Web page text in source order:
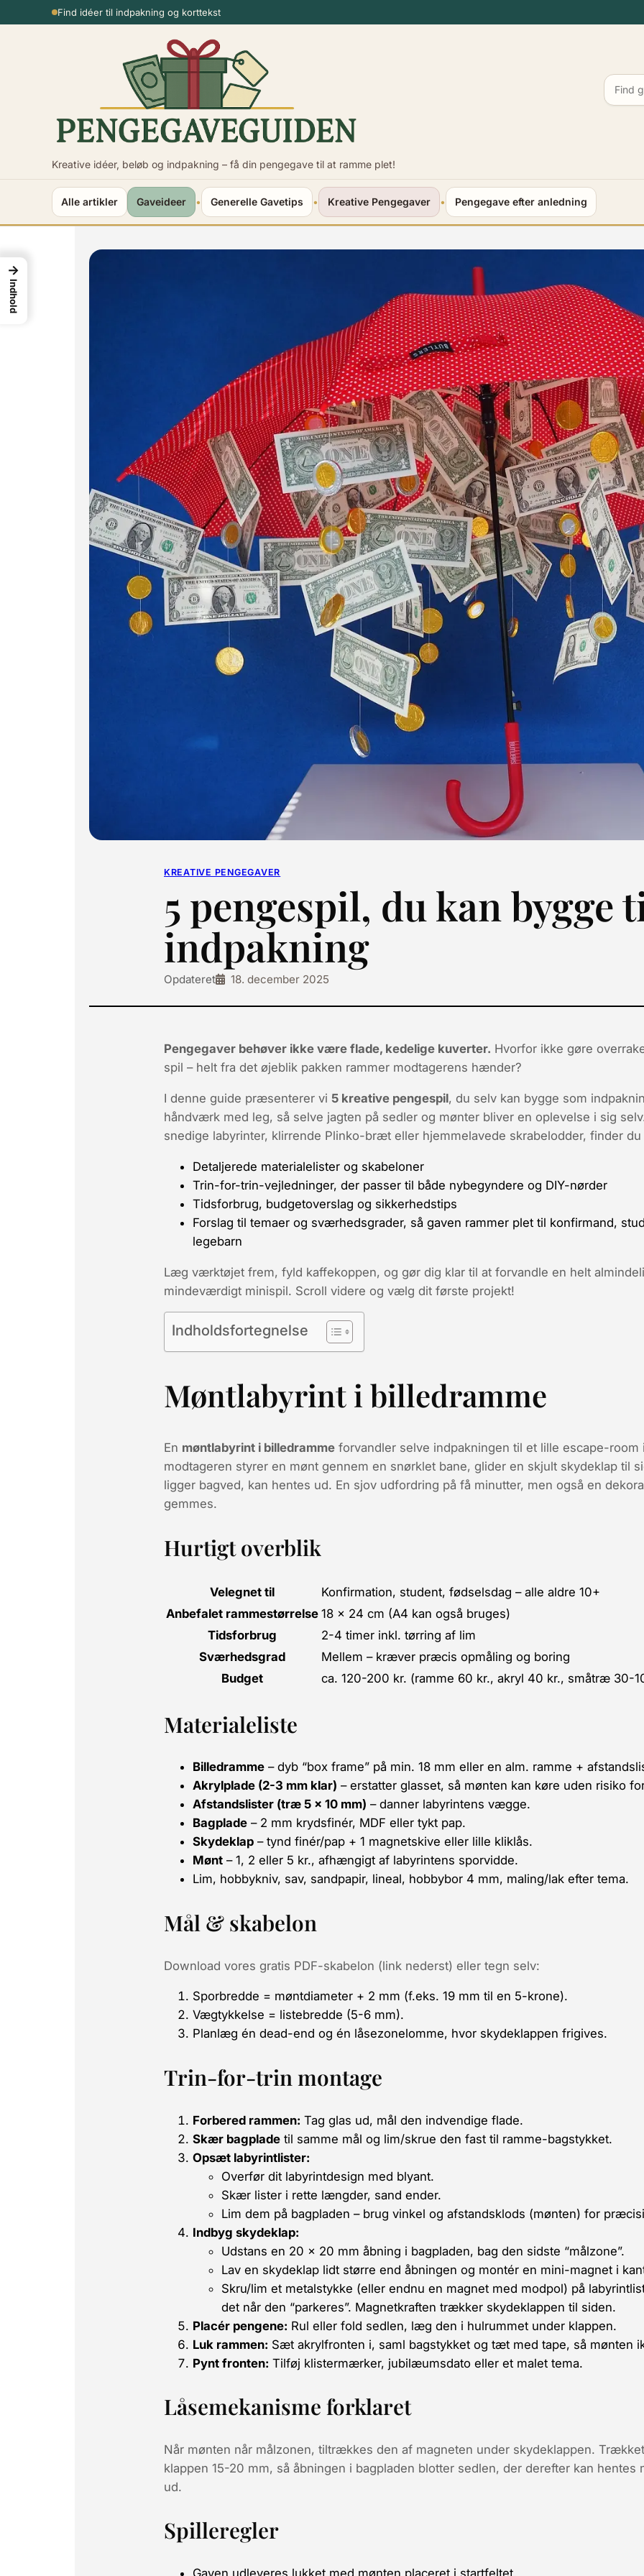
til
Usikker på beløbet?
Kreative idéer, beløb og indpakning – få din pengegave til at ramme plet!
Alle artikler Gaveideer • Generelle Gavetips • Kreative Pengegaver • Pengegave efter anledning
KREATIVE PENGEGAVER
5 pengespil, du kan bygge
indpakning
Opdateret 18. december 2025
Pengegaver behøver ikke være flade, kedelige kuverter. Hvorfor ikke gøre
spil – helt fra det øjeblik pakken rammer modtagerens hænder?
I denne guide præsenterer vi 5 kreative pengespil, du selv kan bygge som
håndværk med leg, så selve jagten på sedler og mønter bliver en oplevelse i sig
snedige labyrinter, klirrende Plinko-bræt eller hjemmelavede skrabelodder, finder du
Detaljerede materialelister og skabeloner
Trin-for-trin-vejledninger, der passer til både nybegyndere og DIY-nørder
Tidsforbrug, budgetoverslag og sikkerhedstips
Forslag til temaer og sværhedsgrader, så gaven rammer plet til konfirmand,
legebarn
Læg værktøjet frem, fyld kaffekoppen, og gør dig klar til at forvandle en helt
mindeværdigt minispil. Scroll videre og vælg dit første projekt!
Indholdsfortegnelse
Møntlabyrint i billedramme
En møntlabyrint i billedramme forvandler selve indpakningen til et lille escape-room
modtageren styrer en mønt gennem en snørklet bane, glider en skjult skydeklap til
ligger bagved, kan hentes ud. En sjov udfordring på få minutter, men også en
gemmes.
Hurtigt overblik
Velegnet til
Konfirmation, student, fødselsdag – alle aldre 10+
Anbefalet rammestørrelse 18 × 24 cm (A4 kan også bruges)
Tidsforbrug
2-4 timer inkl. tørring af lim
Sværhedsgrad
Mellem – kræver præcis opmåling og boring
Budget
ca. 120-200 kr. (ramme 60 kr., akryl 40 kr., småtræ 30-
Materialeliste
Billedramme – dyb “box frame” på min. 18 mm eller en alm. ramme +
Akrylplade (2-3 mm klar) – erstatter glasset, så mønten kan køre uden risiko
Afstandslister (træ 5 × 10 mm) – danner labyrintens vægge.
Bagplade – 2 mm krydsfinér, MDF eller tykt pap.
Skydeklap – tynd finér/pap + 1 magnetskive eller lille kliklås.
Mønt – 1, 2 eller 5 kr., afhængigt af labyrintens sporvidde.
Lim, hobbykniv, sav, sandpapir, lineal, hobbybor 4 mm, maling/lak efter tema.
Mål & skabelon
Download vores gratis PDF-skabelon (link nederst) eller tegn selv:
Sporbredde = møntdiameter + 2 mm (f.eks. 19 mm til en 5-krone).
Vægtykkelse = listebredde (5-6 mm).
Planlæg én dead-end og én låsezonelomme, hvor skydeklappen frigives.
Trin-for-trin montage
Forbered rammen: Tag glas ud, mål den indvendige flade.
Skær bagplade til samme mål og lim/skrue den fast til ramme-bagstykket.
Opsæt labyrintlister:
Overfør dit labyrintdesign med blyant.
Skær lister i rette længder, sand ender.
Lim dem på bagpladen – brug vinkel og afstandsklods (mønten) for
Indbyg skydeklap:
Udstans en 20 × 20 mm åbning i bagpladen, bag den sidste “målzone”.
Lav en skydeklap lidt større end åbningen og montér en mini-magnet i
Skru/lim et metalstykke (eller endnu en magnet med modpol) på
det når den “parkeres”. Magnetkraften trækker skydeklappen til siden.
Placér pengene: Rul eller fold sedlen, læg den i hulrummet under klappen.
Luk rammen: Sæt akryl­fronten i, saml bagstykket og tæt med tape, så mønten
Pynt fronten: Tilføj klistermærker, jubilæumsdato eller et malet tema.
Låsemekanisme forklaret
Når mønten når målzonen, tiltrækkes den af magneten under skydeklappen.
klappen 15-20 mm, så åbningen i bagpladen blotter sedlen, der derefter kan hentes
ud.
Spilleregler
Gaven udleveres lukket med mønten placeret i startfeltet.
→
Indhold